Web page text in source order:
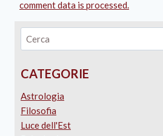
comment data is processed.
CATEGORIE
Astrologia
Filosofia
Luce dell'Est